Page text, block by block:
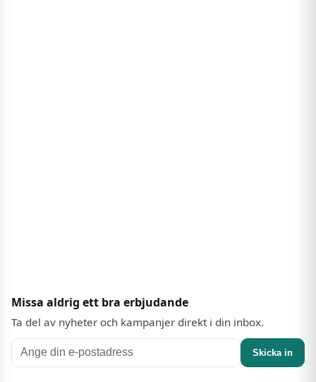
Missa aldrig ett bra erbjudande
Ta del av nyheter och kampanjer direkt i din inbox.
Skicka in